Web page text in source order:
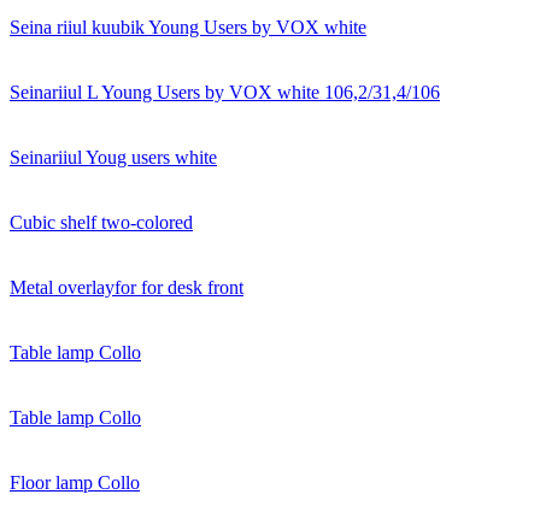
Seina riiul kuubik Young Users by VOX white
Seinariiul L Young Users by VOX white 106,2/31,4/106
Seinariiul Youg users white
Cubic shelf two-colored
Metal overlayfor for desk front
Table lamp Collo
Table lamp Collo
Floor lamp Collo